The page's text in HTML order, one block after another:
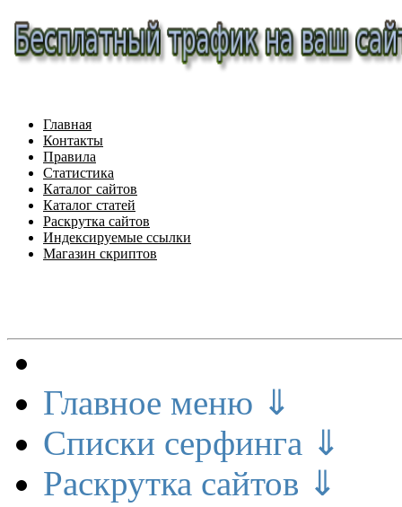
Главная
Контакты
Правила
Статистика
Каталог сайтов
Каталог статей
Раскрутка сайтов
Индексируемые ссылки
Магазин скриптов
Главное меню ⇓
Списки серфинга ⇓
Раскрутка сайтов ⇓